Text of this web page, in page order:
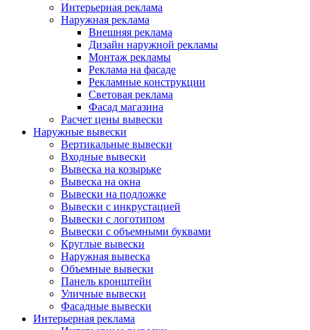
Интерьерная реклама
Наружная реклама
Внешняя реклама
Дизайн наружной рекламы
Монтаж рекламы
Реклама на фасаде
Рекламные конструкции
Световая реклама
Фасад магазина
Расчет цены вывески
Наружные вывески
Вертикальные вывески
Входные вывески
Вывеска на козырьке
Вывеска на окна
Вывески на подложке
Вывески с инкрустацией
Вывески с логотипом
Вывески с объемными буквами
Круглые вывески
Наружная вывеска
Объемные вывески
Панель кронштейн
Уличные вывески
Фасадные вывески
Интерьерная реклама